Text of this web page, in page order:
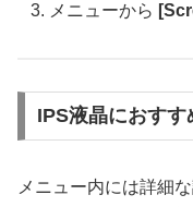
メニューから
IPS液晶におすす
メニュー内には詳細